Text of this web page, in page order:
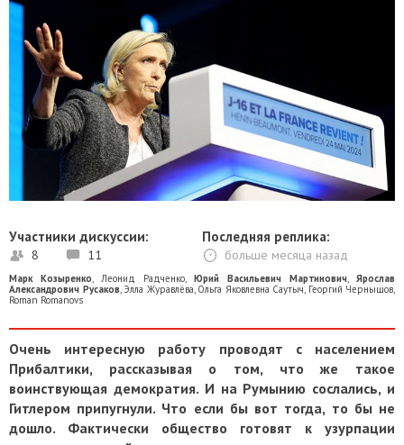
Участники дискуссии:
8 11
Последняя реплика:
больше месяца назад
Марк Козыренко, Леонид Радченко, Юрий Васильевич Мартинович, Ярослав
Александрович Русаков,Элла Журавлёва, Ольга Яковлевна Саутыч, Георгий Чернышов,
Roman Romanovs
Очень интересную работу проводят с населением
Прибалтики, рассказывая о том, что же такое
воинствующая демократия. И на Румынию сослались, и
Гитлером припугнули. Что если бы вот тогда, то бы не
дошло. Фактически общество готовят к узурпации